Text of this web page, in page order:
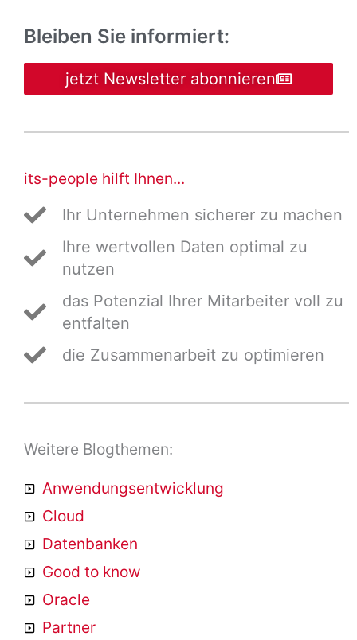
Bleiben Sie informiert:
jetzt Newsletter abonnieren
its-people hilft Ihnen...
Ihr Unternehmen sicherer zu machen
Ihre wertvollen Daten optimal zu
nutzen
das Potenzial Ihrer Mitarbeiter voll zu
entfalten
die Zusammenarbeit zu optimieren
Weitere Blogthemen:
Anwendungsentwicklung
Cloud
Datenbanken
Good to know
Oracle
Partner